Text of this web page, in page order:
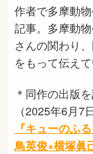
作者で多摩動
記事。多摩動
さんの関わり
をもって伝え
＊同作の出版
（2025年6月7
『キューのふ
鳥英俊×横塚眞